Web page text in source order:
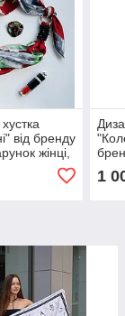
від бренду
жінці,
1